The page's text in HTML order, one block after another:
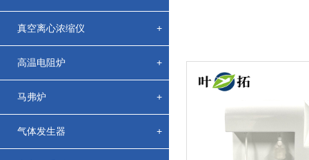
真空离心浓缩仪 +
高温电阻炉 +
马弗炉 +
气体发生器 +